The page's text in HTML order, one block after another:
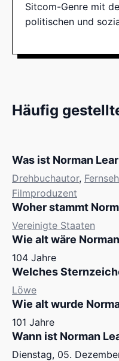
Sitcom-Genre mit
politischen und
Häufig
Was ist Norman
Drehbuchautor,
Filmproduzent
Woher stammt
Vereinigte Staaten
Wie alt wäre
104 Jahre
Welches
Löwe
Wie alt wurde
101 Jahre
Wann ist Norman
Dienstag, 05.